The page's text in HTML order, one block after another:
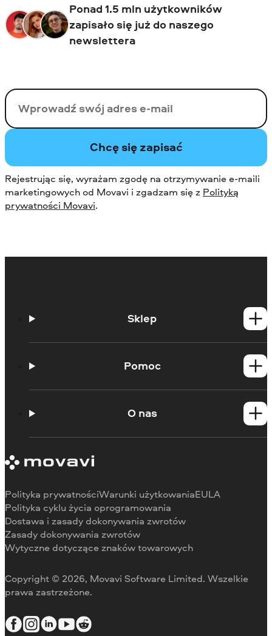
Ponad 1.5 mln użytkowników
zapisało się już do naszego
newslettera
Twój email
Chcę się zapisać
Rejestrując się, wyrażam zgodę na otrzymywanie e-maili
marketingowych od Movavi i zgadzam się z Polityką
prywatności Movavi.
Sklep
Produkty dla Mac
Pomoc
Portal edukacyjny
Ograniczenia wersji próbnej
Zwrot środków
O nas
Referencje
Dlaczego warto wybrać nas
Do pracy
Copyright © 2026, Movavi Software Limited. Wszelkie
prawa zastrzeżone.
Polityka prywatnościWarunki użytkowaniaEULA
Polityka cyklu życia oprogramowania
Dostawa i zasady dokonywania zwrotów
Zasady dokonywania zwrotów
Wytyczne dotyczące znaków towarowych